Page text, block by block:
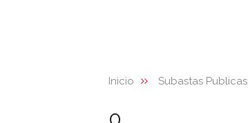
Inicio Subastas Publicas